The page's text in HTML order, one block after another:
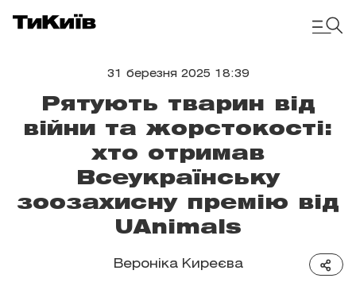
31 березня 2025 18:39
Рятують тварин від
війни та жорстокості:
хто отримав
Всеукраїнську
зоозахисну премію від
UAnimals
Вероніка Киреєва